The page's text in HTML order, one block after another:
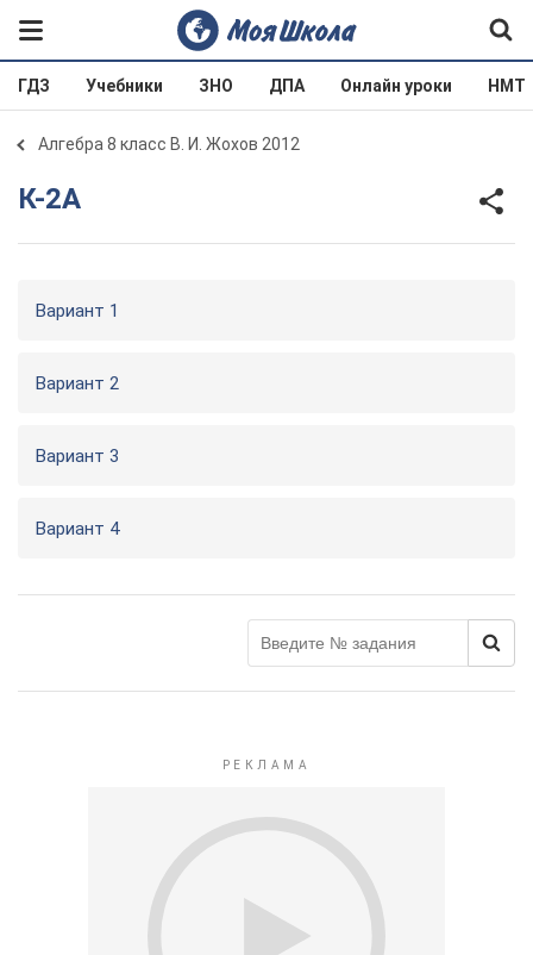
ГДЗ Учебники ЗНО ДПА Онлайн уроки НМТ
Алгебра 8 класс В. И. Жохов 2012
К-2А
Вариант 1
Вариант 2
Вариант 3
Вариант 4